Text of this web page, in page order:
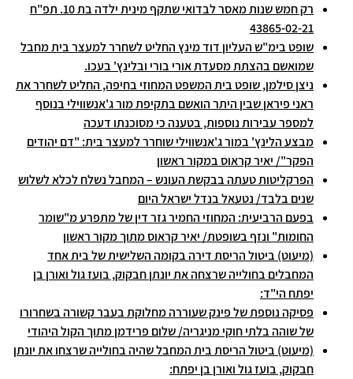
רק חמש שנות מאסר לבדואי שתקף מינית ילדה בת 10. תפ"ח
43865-02-21
שופט בימ"ש העליון דוד מינץ החליט לשחרר למעצר בית מחבל
שמואשם בהצתת מסעדת אורי בורי ובלינץ' בעכו.
ניצן סילמן, שופט בית המשפט המחוזי בחיפה, החליט לשחרר את
ראני פיראן שבין היתר הואשם בתקיפת מור ג'אנשווילי בנוסף
למספר עבירות נוספות, בטענה כי מסוכנתו דעכה
מבצע הלינץ' במור ג'אנשווילי שוחרר למעצר בית: "דם יהודים
הפקר"/ יאיר קראוס במקור ראשון
הפרקליטות טעתה בבקשת העונש – המחבל נשלח לכלא לשלוש
שנים בלבד/ נטעאל בנדל ישראל היום
בפעם הרביעית: המחוזי החמיר גזר דין של מתפרע מ"שומר
החומות" ונזף בשופטת/ יאיר קראוס מתוך מקור ראשון
(מיעוט) ביטול הריסת דירה בקומה השלישית של בית אחד
המחבלים בחולייה שרצחה את יונתן חבקוק, בועז גול ואורן בן
יפתח הי"ד:
פסיקה נוספת של פינק שעוררה מחלוקת בעבר קשורה בשחרורו
של שוהה בלתי חוקי מניגריה/ שלום פרידמן מתוך הקול היהודי
(מיעוט) ביטול הריסת בית המחבל שהיה בחולייה שרצחו את יונתן
חבקוק, בועז גול ואורן בן יפתח: